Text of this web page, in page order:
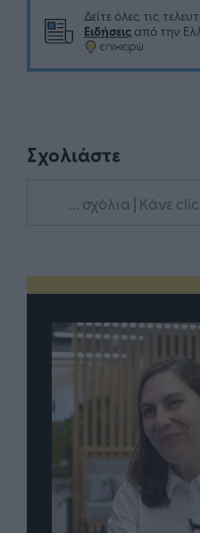
Δείτε όλες τις
Ειδήσεις από την
Σχολιάστε
... σχόλια | Κάνε